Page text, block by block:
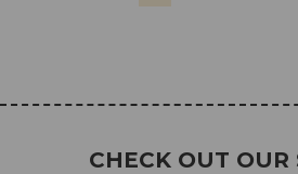
CHECK OUT OUR